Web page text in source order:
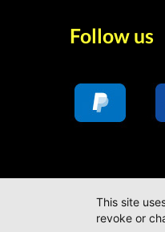
Follow us
This site
revoke or